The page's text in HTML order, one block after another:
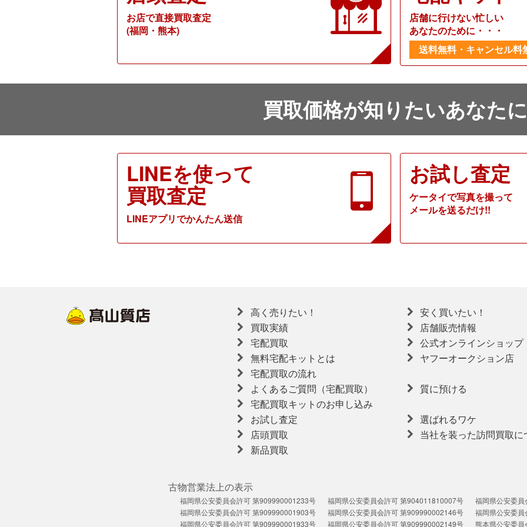
お店で直接買取査定
(福岡・熊本)
店舗に行けない忙しい
あなたのために・・・
送料無料・キャンセル料
買取価格が知りたいあなたに
LINEを使って
買取査定
LINEアプリでかんたん送信
お試し査定
ケータイで写真を撮って
メールを送るだけ!!
高く売りたい！
買取実績
宅配買取
無料宅配キットとは
宅配買取の流れ
よくあるご質問（宅配買取）
宅配買取キットのお申し込み
お試し査定
店頭買取
新品買取
安く買いたい！
店舗販売情報
公式オンラインショップ
ヤフーオークション店
質に預ける
選ばれるワケ
当社を装った訪問買取に
古物営業法上の表示
福岡県公安委員会許可 第909990001233号
福岡県公安委員会許可 第909990001903号
福岡県公安委員会許可 第909990001933号
福岡県公安委員会許可 第904011810007号
福岡県公安委員会許可 第909990002146号
福岡県公安委員会許可 第909990002149号
福岡県公安委
福岡県公安委
熊本県公安委